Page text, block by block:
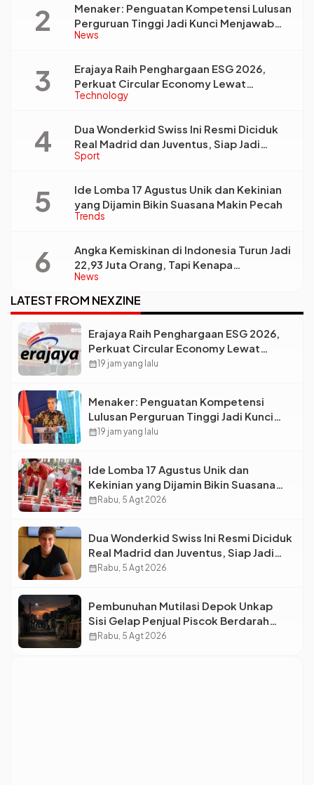
News
Menaker: Penguatan Kompetensi Lulusan
Perguruan Tinggi Jadi Kunci Menjawab
Kebutuhan Dunia Kerja
Technology
Erajaya Raih Penghargaan ESG 2026,
Perkuat Circular Economy Lewat
Pengelolaan Limbah Berkelanjutan
Sport
Dua Wonderkid Swiss Ini Resmi Diciduk
Real Madrid dan Juventus, Siap Jadi
Bintang Baru Eropa
Trends
Ide Lomba 17 Agustus Unik dan Kekinian
yang Dijamin Bikin Suasana Makin Pecah
News
Angka Kemiskinan di Indonesia Turun Jadi
22,93 Juta Orang, Tapi Kenapa
Ketimpangan Desa dan Kota Malah Makin
Lebar?
LATEST FROM NEXZINE
Erajaya Raih Penghargaan ESG 2026,
Perkuat Circular Economy Lewat
Pengelolaan Limbah Berkelanjutan
calendar_month19 jam yang lalu
Menaker: Penguatan Kompetensi
Lulusan Perguruan Tinggi Jadi Kunci
Menjawab Kebutuhan Dunia Kerja
calendar_month19 jam yang lalu
Ide Lomba 17 Agustus Unik dan
Kekinian yang Dijamin Bikin Suasana
Makin Pecah
calendar_monthRabu, 5 Agt 2026
Dua Wonderkid Swiss Ini Resmi Diciduk
Real Madrid dan Juventus, Siap Jadi
Bintang Baru Eropa
calendar_monthRabu, 5 Agt 2026
Pembunuhan Mutilasi Depok Unkap
Sisi Gelap Penjual Piscok Berdarah
Dingin
calendar_monthRabu, 5 Agt 2026